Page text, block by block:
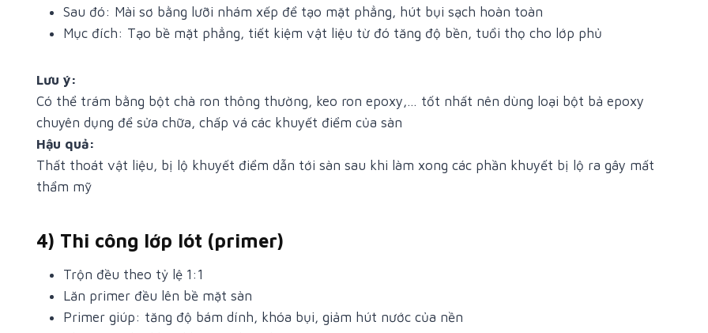
Sau đó: Mài sơ bằng lưỡi nhám xếp để tạo mặt phẳng, hút bụi sạch hoàn toàn
Mục đích: Tạo bề mặt phẳng, tiết kiệm vật liệu từ đó tăng độ bền, tuổi thọ cho lớp phủ
Lưu ý:
Có thể trám bằng bột chà ron thông thường, keo ron epoxy,… tốt nhất nên dùng loại bột bả epoxy
chuyên dụng để sửa chữa, chấp vá các khuyết điểm của sàn
Hậu quả:
Thất thoát vật liệu, bị lộ khuyết điểm dẫn tới sàn sau khi làm xong các phần khuyết bị lộ ra gây mất
thẩm mỹ
4) Thi công lớp lót (primer)
Trộn đều theo tỷ lệ 1:1
Lăn primer đều lên bề mặt sàn
Primer giúp: tăng độ bám dính, khóa bụi, giảm hút nước của nền